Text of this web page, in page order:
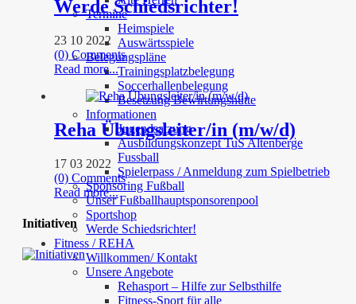
Termine
Heimspiele
Auswärtsspiele
Belegungspläne
Trainingsplatzbelegung
Soccerhallenbelegung
Besetzung Bewirtungshütte
Informationen
Jugendsatzung
Ausbildungskonzept TuS Altenberge
Fussball
Spielerpass / Anmeldung zum Spielbetrieb
Sponsoring Fußball
Unser Fußballhauptsponsorenpool
Sportshop
Werde Schiedsrichter!
Fitness / REHA
Willkommen/ Kontakt
Unsere Angebote
Rehasport – Hilfe zur Selbsthilfe
Fitness-Sport für alle
Werde Schiedsrichter!
23 10 2022
(0) Comments
Read more...
Reha Übungsleiter/in (m/w/d)
17 03 2022
(0) Comments
Read more...
Initiativen